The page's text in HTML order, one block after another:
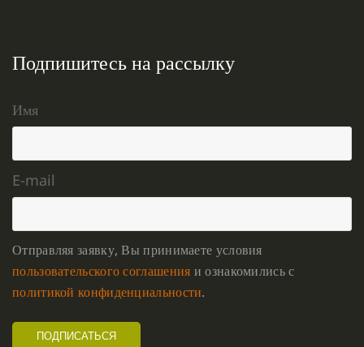
Подпишитесь на рассылку
Имя
E-mail
Отправляя заявку, Вы принимаете условия
пользовательского соглашения и ознакомились с
политикой конфиденциальности.